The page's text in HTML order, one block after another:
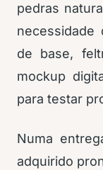
pedras
de base,
mockup
para testar
Numa
adquirido